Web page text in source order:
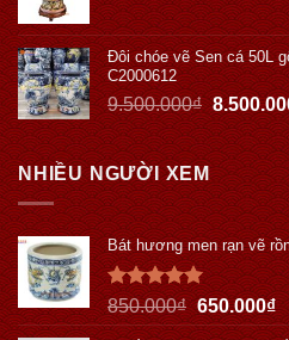
Đôi chóe vẽ Sen cá 50L
C2000612
9.500.000₫
NHIỀU NGƯỜI XEM
Bát hương men rạn vẽ
Được xếp
hạng5.00
850.000₫ 650.000₫